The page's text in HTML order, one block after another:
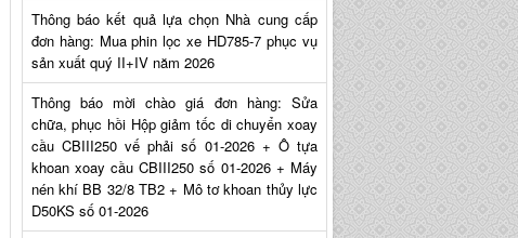
Thông báo kết quả lựa chọn Nhà cung cấp
đơn hàng: Mua phin lọc xe HD785-7 phục vụ
sản xuất quý II+IV năm 2026
Thông báo mời chào giá đơn hàng: Sửa
chữa, phục hồi Hộp giảm tốc di chuyển xoay
cầu CBIII250 vế phải số 01-2026 + Ô tựa
khoan xoay cầu CBIII250 số 01-2026 + Máy
nén khí BB 32/8 TB2 + Mô tơ khoan thủy lực
D50KS số 01-2026